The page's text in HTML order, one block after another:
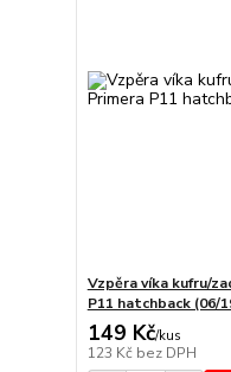
Vzpěra víka kufru/
P11 hatchback (06/
149 Kč/kus
123 Kč bez DPH